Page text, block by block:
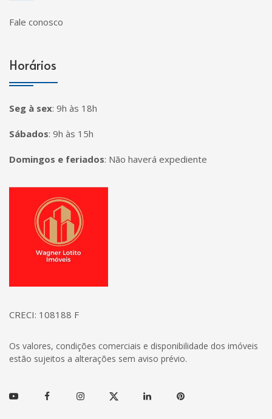
Fale conosco
Horários
Seg à sex: 9h às 18h
Sábados: 9h às 15h
Domingos e feriados: Não haverá expediente
Página inicial
CRECI: 108188 F
Os valores, condições comerciais e disponibilidade dos imóveis
estão sujeitos a alterações sem aviso prévio.
Youtube FacebookInstagramTwitter Linkedin Pinterest